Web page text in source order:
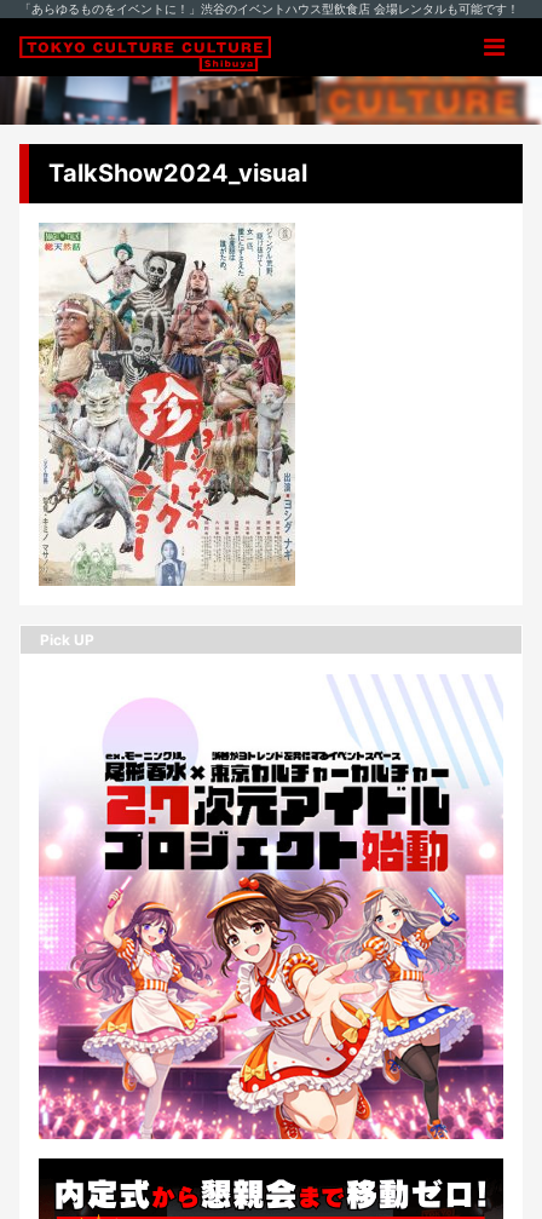
「あらゆるものをイベントに！」渋谷のイベントハウス型飲食店 会場レンタルも可能です！
TalkShow2024_visual
Pick UP